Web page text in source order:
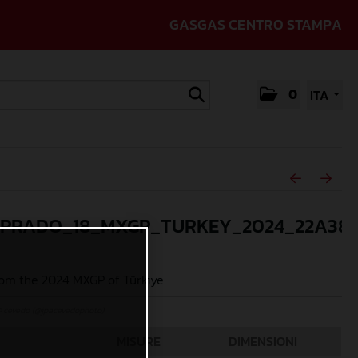
GASGAS CENTRO STAMPA
0 ITA
the 2024 MXGP of Türkiye